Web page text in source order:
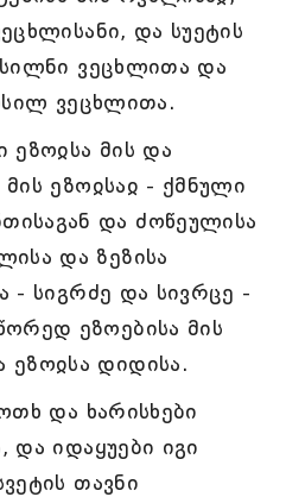
და სუეტის
ვეცხლითა და
ვეცხლითა.
ეზოჲსა მის და
ეზოჲსაჲ - ქმნული
და ძოწეულისა
და ზეზისა
- სიგრძე და სივრცე -
ეზოებისა მის
ეზოჲსა დიდისა.
და ხარისხები
იდაყუები იგი
თავნი